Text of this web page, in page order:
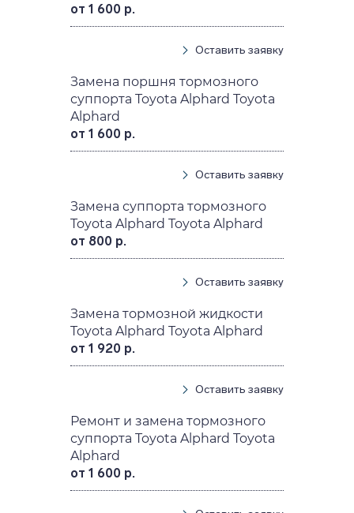
от 1 600 р.
Оставить заявку
Замена поршня тормозного
суппорта Toyota Alphard Toyota
Alphard
от 1 600 р.
Оставить заявку
Замена суппорта тормозного
Toyota Alphard Toyota Alphard
от 800 р.
Оставить заявку
Замена тормозной жидкости
Toyota Alphard Toyota Alphard
от 1 920 р.
Оставить заявку
Ремонт и замена тормозного
суппорта Toyota Alphard Toyota
Alphard
от 1 600 р.